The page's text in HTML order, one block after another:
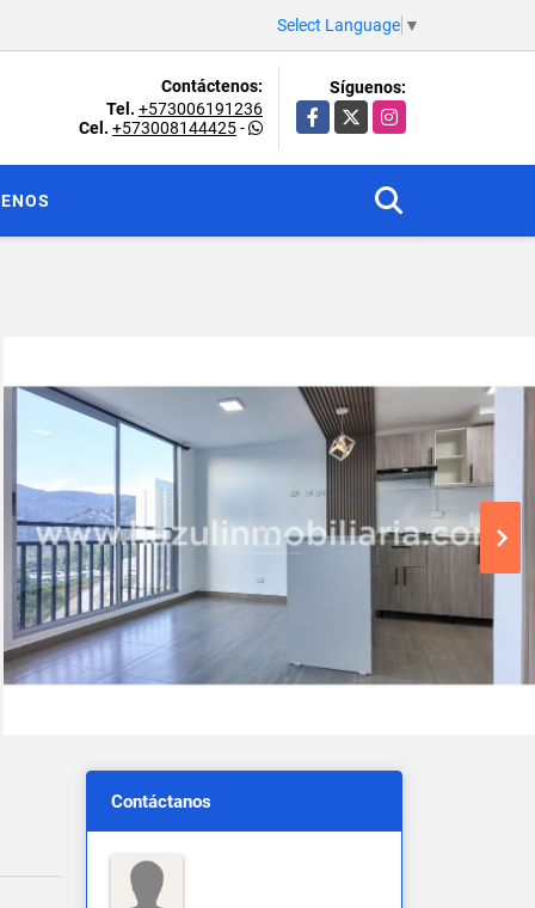
Select Language ▼
Contáctenos:
Tel. +573006191236
Cel. +573008144425-
Síguenos:
Facebook
X Instagram
Contáctanos